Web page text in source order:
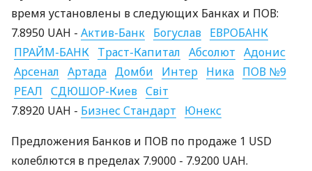
время установлены в следующих Банках и ПОВ:
7.8950 UAH - Актив-Банк Богуслав ЕВРОБАНК
ПРАЙМ-БАНК Траст-Капитал Абсолют Адонис
Арсенал Артада Домби Интер Ника ПОВ №9
РЕАЛ СДЮШОР-Киев Світ
7.8920 UAH - Бизнес Стандарт
Юнекс
Предложения Банков и ПОВ по продаже 1 USD
колеблются в пределах 7.9000 - 7.9200 UAH.